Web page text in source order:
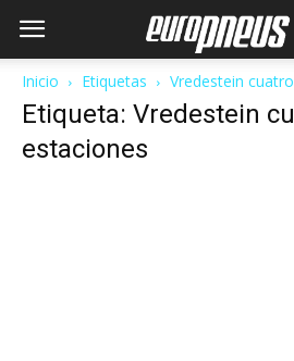
Inicio Etiquetas Vredestein
Etiqueta: Vredestein
estaciones